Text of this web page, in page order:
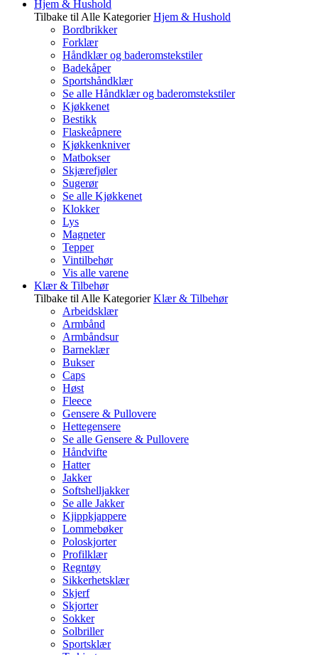
Hjem & Hushold
Tilbake til Alle Kategorier Hjem & Hushold
Bordbrikker
Forklær
Håndklær og baderomstekstiler
Badekåper
Sportshåndklær
Se alle Håndklær og baderomstekstiler
Kjøkkenet
Bestikk
Flaskeåpnere
Kjøkkenkniver
Matbokser
Skjærefjøler
Sugerør
Se alle Kjøkkenet
Klokker
Lys
Magneter
Tepper
Vintilbehør
Vis alle varene
Klær & Tilbehør
Tilbake til Alle Kategorier Klær & Tilbehør
Arbeidsklær
Armbånd
Armbåndsur
Barneklær
Bukser
Caps
Høst
Fleece
Gensere & Pullovere
Hettegensere
Se alle Gensere & Pullovere
Håndvifte
Hatter
Jakker
Softshelljakker
Se alle Jakker
Kjippkjappere
Lommebøker
Poloskjorter
Profilklær
Regntøy
Sikkerhetsklær
Skjerf
Skjorter
Sokker
Solbriller
Sportsklær